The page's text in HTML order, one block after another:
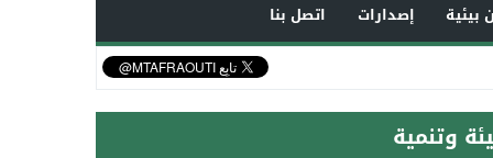
بيئية إصدارات اتصل بنا
وتنمية